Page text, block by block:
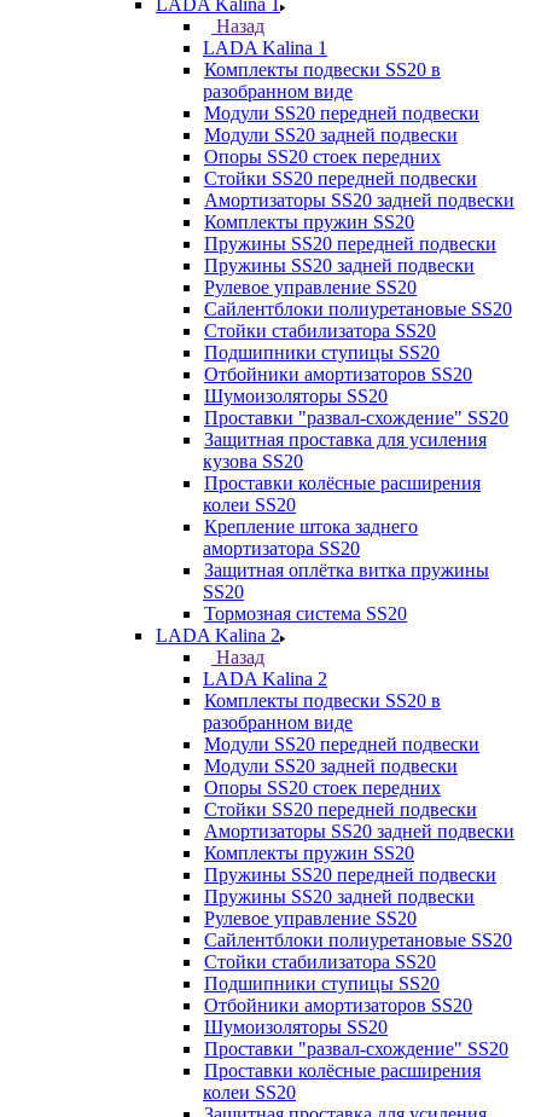
LADA Kalina 1
Назад
LADA Kalina 1
Комплекты подвески SS20 в
разобранном виде
Модули SS20 передней подвески
Модули SS20 задней подвески
Опоры SS20 стоек передних
Стойки SS20 передней подвески
Амортизаторы SS20 задней подвески
Комплекты пружин SS20
Пружины SS20 передней подвески
Пружины SS20 задней подвески
Рулевое управление SS20
Сайлентблоки полиуретановые SS20
Стойки стабилизатора SS20
Подшипники ступицы SS20
Отбойники амортизаторов SS20
Шумоизоляторы SS20
Проставки "развал-схождение" SS20
Защитная проставка для усиления
кузова SS20
Проставки колёсные расширения
колеи SS20
Крепление штока заднего
амортизатора SS20
Защитная оплётка витка пружины
SS20
Тормозная система SS20
LADA Kalina 2
Назад
LADA Kalina 2
Комплекты подвески SS20 в
разобранном виде
Модули SS20 передней подвески
Модули SS20 задней подвески
Опоры SS20 стоек передних
Стойки SS20 передней подвески
Амортизаторы SS20 задней подвески
Комплекты пружин SS20
Пружины SS20 передней подвески
Пружины SS20 задней подвески
Рулевое управление SS20
Сайлентблоки полиуретановые SS20
Стойки стабилизатора SS20
Подшипники ступицы SS20
Отбойники амортизаторов SS20
Шумоизоляторы SS20
Проставки "развал-схождение" SS20
Проставки колёсные расширения
колеи SS20